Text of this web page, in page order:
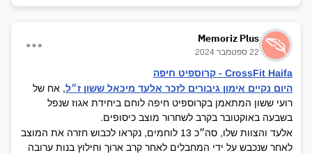
Memoriz Plus
22 ספטמבר 2024
CrossFit Haifa - קרוספיט חיפה
היום נקיים אימון גיבורים לזכר אלעד מיכאל ששון ז״ל, אח של
רועי ששון המתאמן בקרוספיט חיפה לוחם ביחידת אגוז שנפל
בשבעה באוקטובר בקרב לשחרור מוצב כיסופים.
אלעד והצוות שלו, סה״כ 13 לוחמים, נקראו לכבוש חזרה את המוצב
לאחר שנכבש על ידי המחבלים לאחר קרב ארוך וחילוץ בנות ערובה